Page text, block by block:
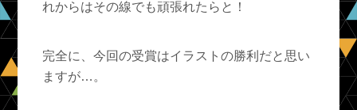
れからはその線でも頑張れたらと！
完全に、今回の受賞はイラストの勝利だと思い
ますが…。